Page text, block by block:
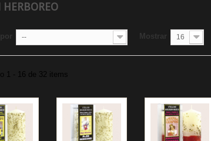
HERBOREO
-- Mostrar 16
1 - 16 de 32 items